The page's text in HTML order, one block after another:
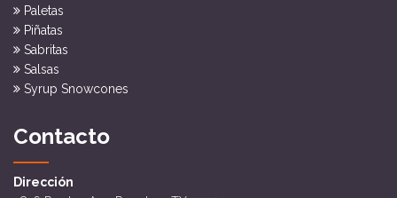
Paletas
Piñatas
Sabritas
Salsas
Syrup Snowcones
Contacto
Dirección